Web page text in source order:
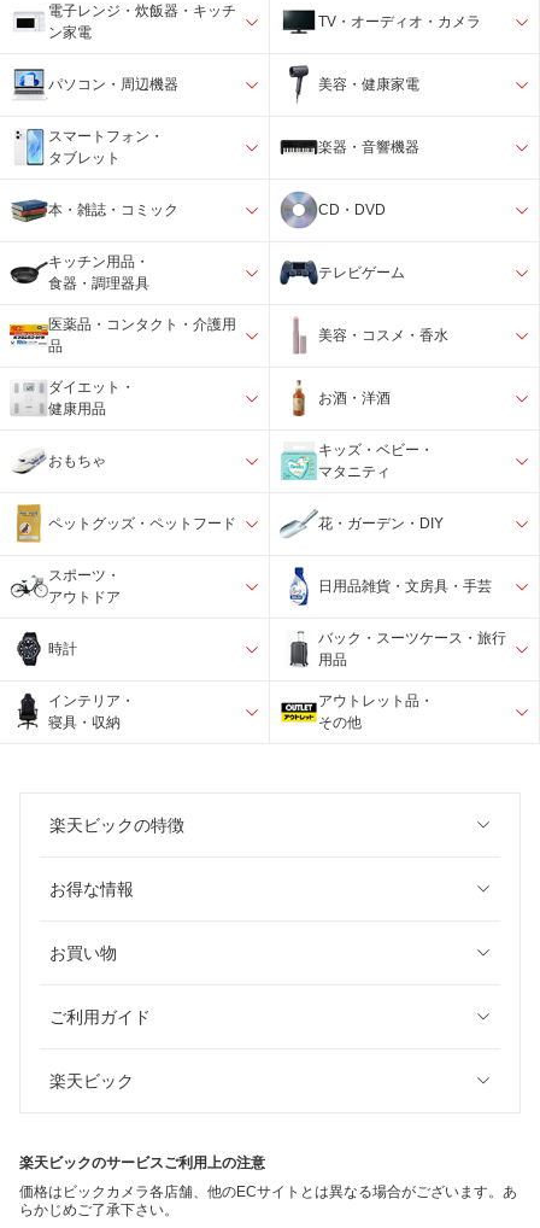
電子レンジ・炊飯器・キッチ
ン家電
TV・オーディオ・カメラ
パソコン・周辺機器 美容・健康家電
スマートフォン・
タブレット
楽器・音響機器
本・雑誌・コミック CD・DVD
キッチン用品・
食器・調理器具
テレビゲーム
医薬品・コンタクト・介護用
品
美容・コスメ・香水
ダイエット・
健康用品
お酒・洋酒
おもちゃ
キッズ・ベビー・
マタニティ
ペットグッズ・ペットフード 花・ガーデン・DIY
スポーツ・
アウトドア
日用品雑貨・文房具・手芸
時計
バック・スーツケース・旅行
用品
インテリア・
寝具・収納
アウトレット品・
その他
楽天ビックの特徴
お得な情報
お買い物
ご利用ガイド
楽天ビック
楽天ビックのサービスご利用上の注意
価格はビックカメラ各店舗、他のECサイトとは異なる場合がございます。あ
らかじめご了承下さい。